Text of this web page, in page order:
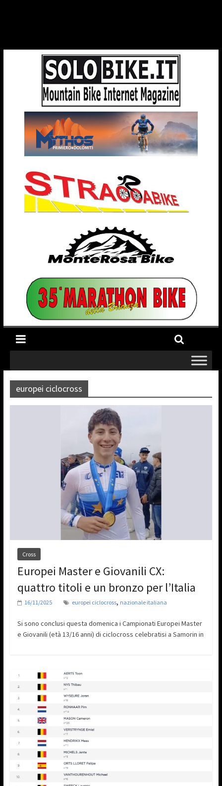
europei ciclocross
Cross
Europei Master e Giovanili CX:
quattro titoli e un bronzo per l’Italia
16/11/2025 europei ciclocross, nazionale italiana
Si sono conclusi questa domenica i Campionati Europei Master
e Giovanili (età 13/16 anni) di ciclocross celebratisi a Samorin in